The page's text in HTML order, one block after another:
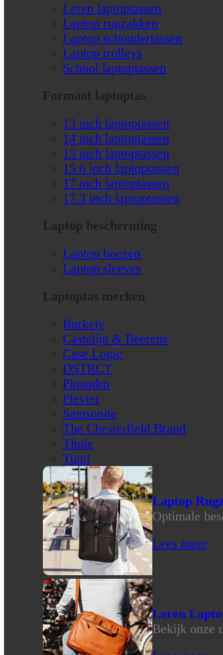
Leren laptoptassen
Laptop rugzakken
Laptop schoudertassen
Laptop trolleys
School laptoptassen
Formaat laptoptas
13 inch laptoptassen
14 inch laptoptassen
15 inch laptoptassen
15.6 inch laptoptassen
17 inch laptoptassen
17.3 inch laptoptassen
Laptop bescherming
Laptop hoezen
Laptop sleeves
Laptoptas merken
Burkely
Castelijn & Beerens
Case Logic
DSTRCT
Piquadro
Plevier
Samsonite
The Chesterfield Brand
Thule
Tumi
Laptop
Optimale
Lees meer
Leren
Bekijk onze